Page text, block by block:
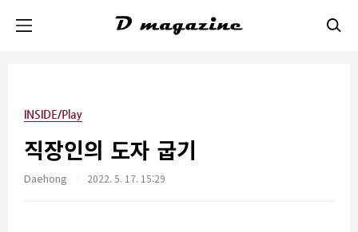
INSIDE/Play
직장인의 도자 굽기
Daehong 2022. 5. 17. 15:29